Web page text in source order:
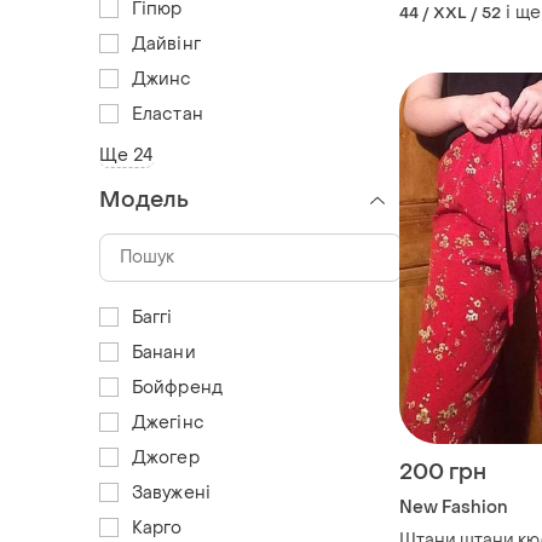
44 / XXL / 52 і ще
200 грн
New Fashion
Гіпюр
Дайвінг
Джинс
Еластан
Ще 24
Модель
Баггі
Банани
Бойфренд
Джегінс
Джогер
Завужені
Карго